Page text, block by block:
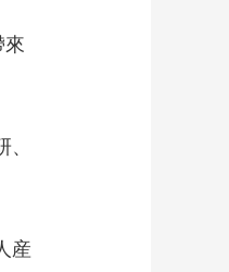
來
産